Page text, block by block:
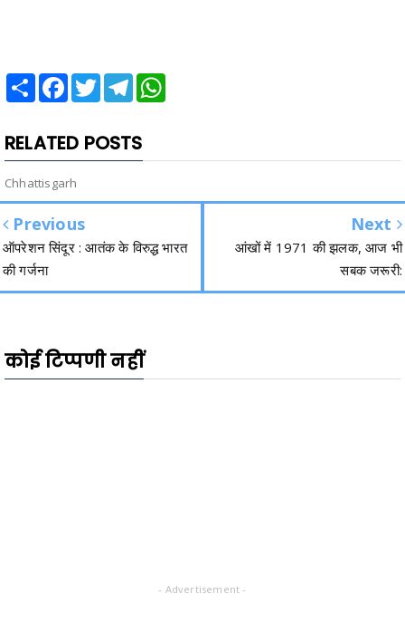
Share Facebook
TwitterTelegram
RELATED POSTS
Chhattisgarh
Previous
ऑपरेशन सिंदूर : आतंक के विरुद्ध भारत
की गर्जना
Next
आंखों में 1971 की झलक, आज भी
सबक जरूरी:
कोई टिप्पणी नहीं
- Advertisement -